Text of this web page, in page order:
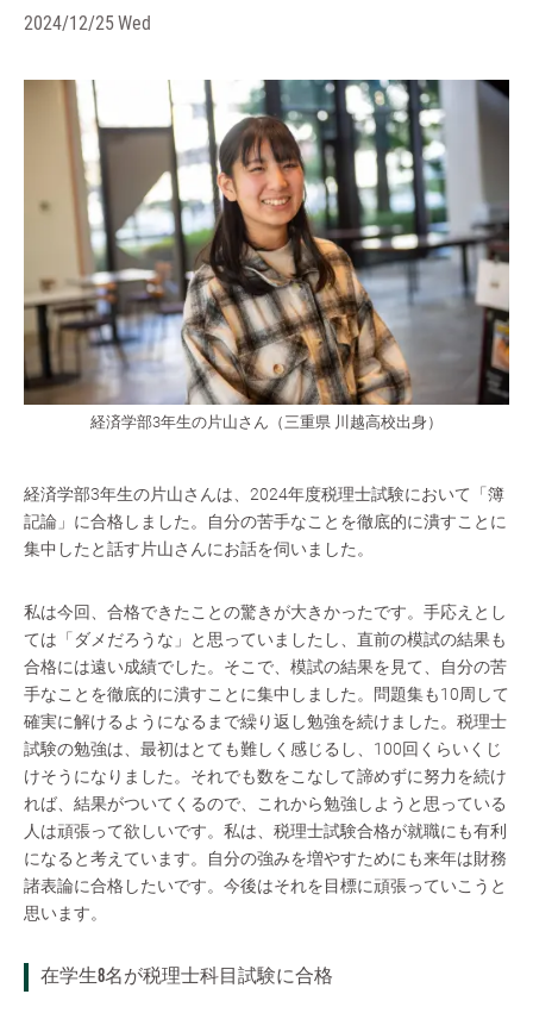
2024/12/25 Wed
経済学部3年生の片山さん（三重県 川越高校出身）
経済学部3年生の片山さんは、2024年度税理士試験において「簿
記論」に合格しました。自分の苦手なことを徹底的に潰すことに
集中したと話す片山さんにお話を伺いました。
私は今回、合格できたことの驚きが大きかったです。手応えとし
ては「ダメだろうな」と思っていましたし、直前の模試の結果も
合格には遠い成績でした。そこで、模試の結果を見て、自分の苦
手なことを徹底的に潰すことに集中しました。問題集も10周して
確実に解けるようになるまで繰り返し勉強を続けました。税理士
試験の勉強は、最初はとても難しく感じるし、100回くらいくじ
けそうになりました。それでも数をこなして諦めずに努力を続け
れば、結果がついてくるので、これから勉強しようと思っている
人は頑張って欲しいです。私は、税理士試験合格が就職にも有利
になると考えています。自分の強みを増やすためにも来年は財務
諸表論に合格したいです。今後はそれを目標に頑張っていこうと
思います。
在学生8名が税理士科目試験に合格